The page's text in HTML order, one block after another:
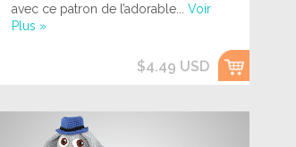
avec ce patron de l’adorable... Voir
Plus »
$4.49 USD